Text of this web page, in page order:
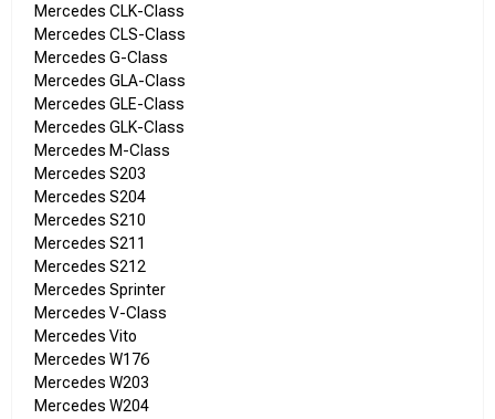
Mercedes CLK-Class
Mercedes CLS-Class
Mercedes G-Class
Mercedes GLA-Class
Mercedes GLE-Class
Mercedes GLK-Class
Mercedes M-Class
Mercedes S203
Mercedes S204
Mercedes S210
Mercedes S211
Mercedes S212
Mercedes Sprinter
Mercedes V-Class
Mercedes Vito
Mercedes W176
Mercedes W203
Mercedes W204